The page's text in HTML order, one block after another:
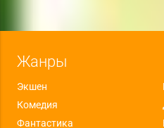
Жанры
Экшен
Комедия
Фантастика